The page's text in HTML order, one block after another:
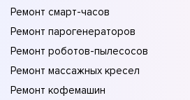
Ремонт смарт-часов
Ремонт парогенераторов
Ремонт роботов-пылесосов
Ремонт массажных кресел
Ремонт кофемашин